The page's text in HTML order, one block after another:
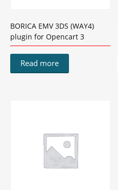
BORICA EMV 3DS (WAY4)
plugin for Opencart 3
Read more